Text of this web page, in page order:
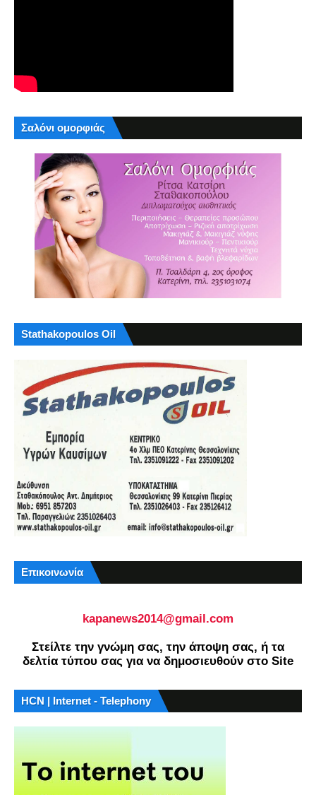
Σαλόνι ομορφιάς
Stathakopoulos Oil
Επικοινωνία
kapanews2014@gmail.com
Στείλτε την γνώμη σας, την άποψη σας, ή τα
δελτία τύπου σας για να δημοσιευθούν στο Site
HCN | Internet - Telephony